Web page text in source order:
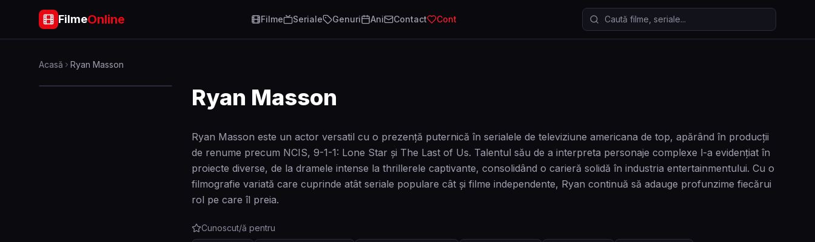
FilmeOnline Filme Seriale Genuri Ani Contact Cont Caută filme și seriale
Acasă Ryan Masson
Ryan Masson
Ryan Masson este un actor versatil cu o prezență puternică în serialele de televiziune americana de top, apărând în producții
de renume precum NCIS, 9-1-1: Lone Star și The Last of Us. Talentul său de a interpreta personaje complexe l-a evidențiat în
proiecte diverse, de la dramele intense la thrillerele captivante, consolidând o carieră solidă în industria entertainmentului. Cu o
filmografie variată care cuprinde atât seriale populare cât și filme independente, Ryan continuă să adauge profunzime fiecărui
rol pe care îl preia.
Cunoscut/ă pentru